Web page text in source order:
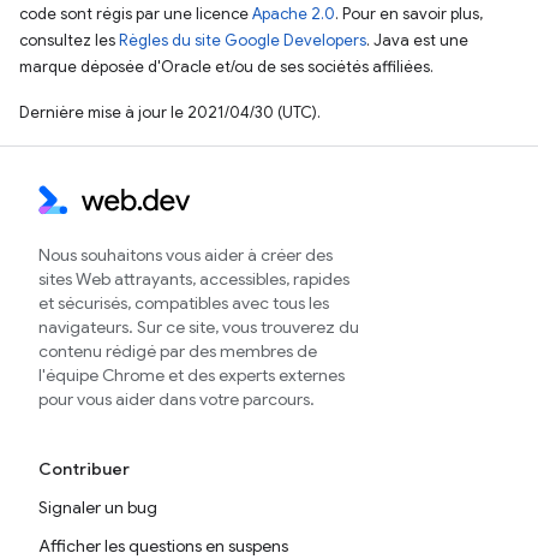
code sont régis par une licenceApache 2.0. Pour en savoir plus,
consultez lesRègles du site Google Developers. Java est une
marque déposée d'Oracle et/ou de ses sociétés affiliées.
Dernière mise à jour le 2021/04/30 (UTC).
Nous souhaitons vous aider à créer des
sites Web attrayants, accessibles, rapides
et sécurisés, compatibles avec tous les
navigateurs. Sur ce site, vous trouverez du
contenu rédigé par des membres de
l'équipe Chrome et des experts externes
pour vous aider dans votre parcours.
Contribuer
Signaler un bug
Afficher les questions en suspens